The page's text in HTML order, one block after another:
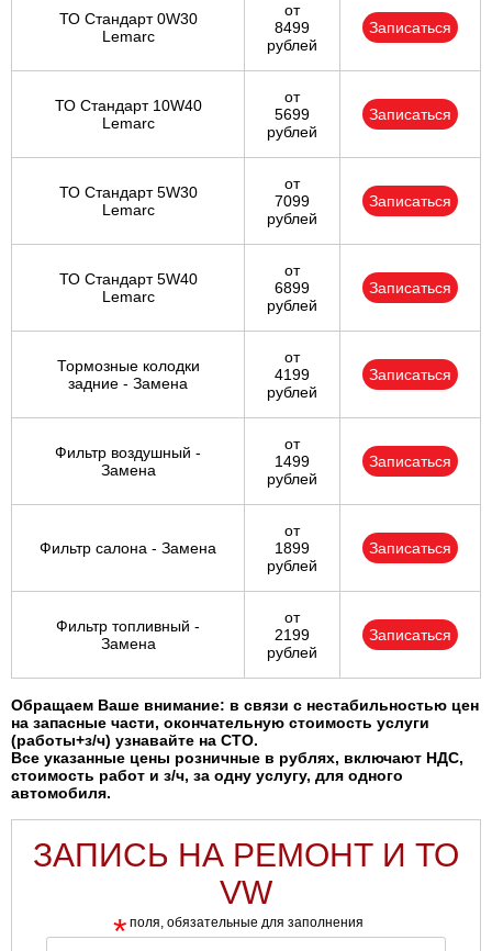
ТО Стандарт 0W30
Lemarc
от
8499
рублей
Записаться
ТО Стандарт 10W40
Lemarc
от
5699
рублей
Записаться
ТО Стандарт 5W30
Lemarc
от
7099
рублей
Записаться
ТО Стандарт 5W40
Lemarc
от
6899
рублей
Записаться
Тормозные колодки
задние - Замена
от
4199
рублей
Записаться
Фильтр воздушный -
Замена
от
1499
рублей
Записаться
Фильтр салона - Замена
от
1899
рублей
Записаться
Фильтр топливный -
Замена
от
2199
рублей
Записаться
Обращаем Ваше внимание: в связи с нестабильностью цен
на запасные части, окончательную стоимость услуги
(работы+з/ч) узнавайте на СТО.
Все указанные цены розничные в рублях, включают НДС,
стоимость работ и з/ч, за одну услугу, для одного
автомобиля.
ЗАПИСЬ НА РЕМОНТ И ТО
VW
* поля, обязательные для заполнения